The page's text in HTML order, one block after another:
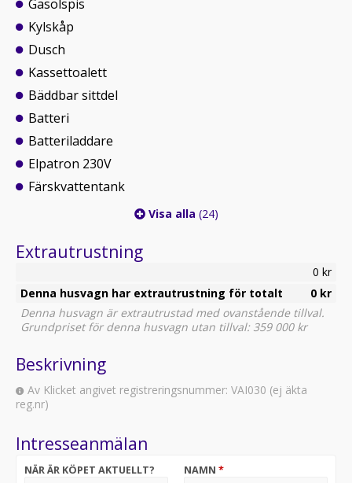
Gasolspis
Kylskåp
Dusch
Kassettoalett
Bäddbar sittdel
Batteri
Batteriladdare
Elpatron 230V
Färskvattentank
Visa alla (24)
Extrautrustning
0 kr
Denna husvagn har extrautrustning för totalt
0 kr
Denna husvagn är extrautrustad med ovanstående tillval.
Grundpriset för denna husvagn utan tillval: 359 000 kr
Beskrivning
Av Klicket angivet registreringsnummer: VAI030 (ej äkta
reg.nr)
Intresseanmälan
NÄR ÄR KÖPET AKTUELLT? NAMN *